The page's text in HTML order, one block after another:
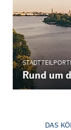
Rund um
DAS